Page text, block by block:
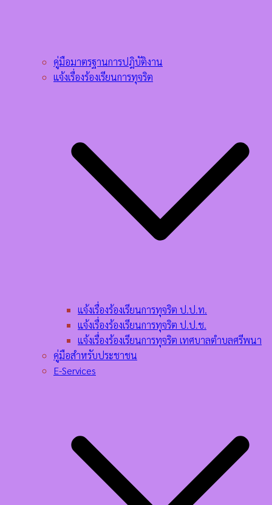
คู่มือมาตรฐานการปฎิบัติงาน
แจ้งเรื่องร้องเรียนการทุจริต
แจ้งเรื่องร้องเรียนการทุจริต ป.ป.ท.
แจ้งเรื่องร้องเรียนการทุจริต ป.ป.ช.
แจ้งเรื่องร้องเรียนการทุจริต เทศบาลตำบลศรีพนา
คู่มือสำหรับประชาชน
E-Services